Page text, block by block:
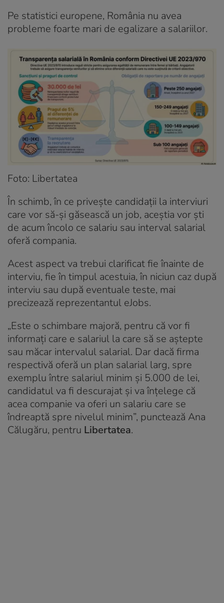
Pe statistici europene, România nu avea
probleme foarte mari de egalizare a salariilor.
Foto: Libertatea
În schimb, în ce privește candidații la interviuri
care vor să-și găsească un job, aceștia vor ști
de acum încolo ce salariu sau interval salarial
oferă compania.
Acest aspect va trebui clarificat fie înainte de
interviu, fie în timpul acestuia, în niciun caz după
interviu sau după eventuale teste, mai
precizează reprezentantul eJobs.
„Este o schimbare majoră, pentru că vor fi
informați care e salariul la care să se aștepte
sau măcar intervalul salarial. Dar dacă firma
respectivă oferă un plan salarial larg, spre
exemplu între salariul minim și 5.000 de lei,
candidatul va fi descurajat și va înțelege că
acea companie va oferi un salariu care se
îndreaptă spre nivelul minim”, punctează Ana
Călugăru, pentru Libertatea.